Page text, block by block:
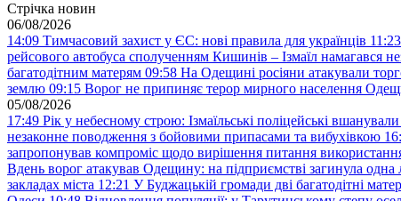
Стрічка новин
06/08/2026
14:09 Тимчасовий захист у ЄС: нові правила для українців 11:23
рейсового автобуса сполученням Кишинів – Ізмаїл намагався
багатодітним матерям 09:58 На Одещині росіяни атакували
землю 09:15 Ворог не припиняє терор мирного населення
05/08/2026
17:49 Рік у небесному строю: Ізмаїльські поліцейські
незаконне поводження з бойовими припасами та вибухівкою
запропонував компроміс щодо вирішення питання
Вдень ворог атакував Одещину: на підприємстві загинула одна
закладах міста 12:21 У Буджацькій громади дві багатодітні